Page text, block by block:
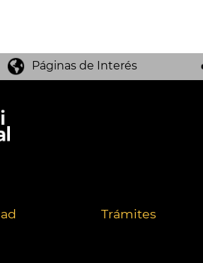
Páginas de Interés
Trámites